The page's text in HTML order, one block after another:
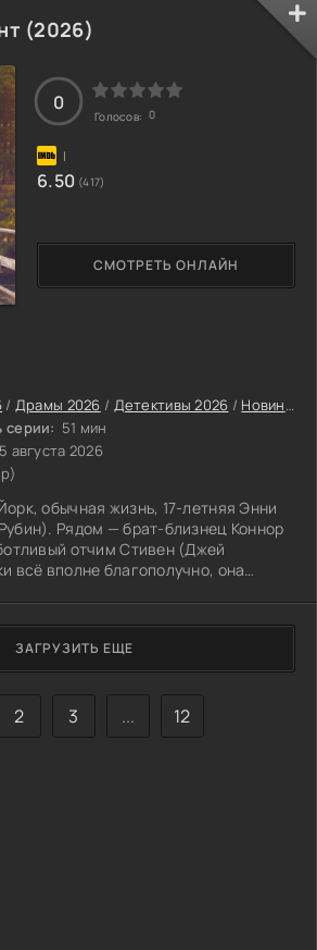
(2026)
/ Драмы 2026 / Детективы 2026 / Новинки сериалов 2026
серии: 51 мин
5 августа 2026
обычная жизнь, 17-летняя Энни
Рядом — брат-близнец Коннор
отчим Стивен (Джей
всё вполне благополучно, она
дедушки, который оставил ей…
СМОТРЕТЬ ОНЛАЙН
0
Голосов: 0
6.50 (417)
ЗАГРУЗИТЬ ЕЩЕ
2 3 ... 12